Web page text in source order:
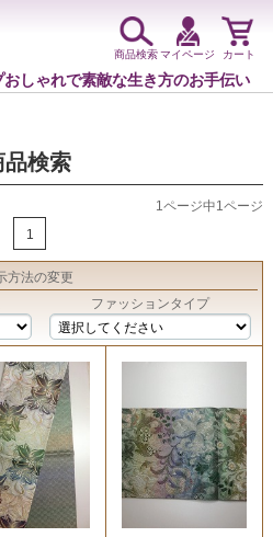
おしゃれで素敵な生き方のお手伝い
商品検索マイページ カート
品検索
1ページ中1ページ
1
方法の変更
ファッションタイプ